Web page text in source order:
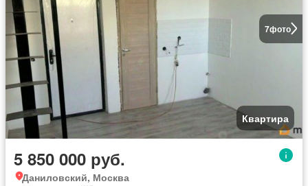
7фото
Квартира
5 850 000 руб.
Даниловский, Москва